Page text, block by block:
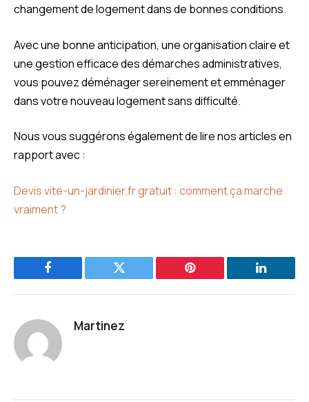
changement de logement dans de bonnes conditions.
Avec une bonne anticipation, une organisation claire et
une gestion efficace des démarches administratives,
vous pouvez déménager sereinement et emménager
dans votre nouveau logement sans difficulté.
Nous vous suggérons également de lire nos articles en
rapport avec :
Devis vite-un-jardinier.fr gratuit : comment ça marche
vraiment ?
Facebook Twitter Pinterest LinkedIn
Martinez